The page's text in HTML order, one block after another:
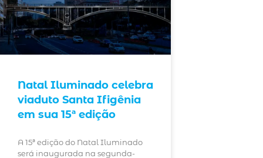
Natal Iluminado celebra
viaduto Santa Ifigênia
em sua 15ª edição
A 15ª edição do Natal Iluminado
será inaugurada na segunda-